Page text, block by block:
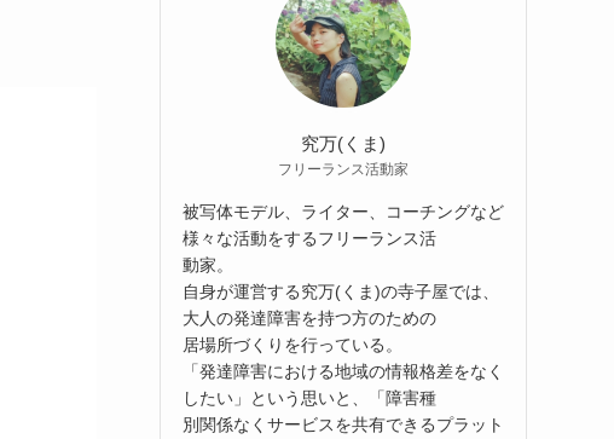
究万(くま)
フリーランス活動家
被写体モデル、ライター、コーチングなど
様々な活動をするフリーランス活
動家。
自身が運営する究万(くま)の寺子屋では、
大人の発達障害を持つ方のための
居場所づくりを行っている。
「発達障害における地域の情報格差をなく
したい」という思いと、「障害種
別関係なくサービスを共有できるプラット